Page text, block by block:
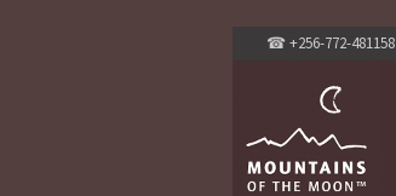
☎+256-772-481158